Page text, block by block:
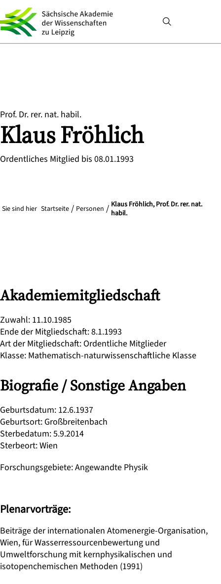
Prof. Dr. rer. nat. habil.
KlausFröhlich
Ordentliches Mitglied bis 08.01.1993
Sie sind hier Startseite Personen
Klaus Fröhlich, Prof. Dr. rer. nat.
habil.
Akademiemitgliedschaft
Zuwahl: 11.10.1985
Ende der Mitgliedschaft:8.1.1993
Art der Mitgliedschaft: Ordentliche Mitglieder
Klasse: Mathematisch-naturwissenschaftliche Klasse
Biografie / Sonstige Angaben
Geburtsdatum: 12.6.1937
Geburtsort: Großbreitenbach
Sterbedatum:5.9.2014
Sterbeort:Wien
Forschungsgebiete:Angewandte Physik
Plenarvorträge:
Beiträge der internationalen Atomenergie-Organisation,
Wien, für Wasserressourcenbewertung und
Umweltforschung mit kernphysikalischen und
isotopenchemischen Methoden (1991)